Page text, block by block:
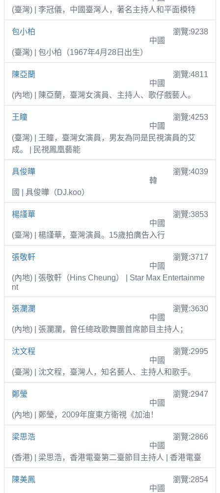
(臺灣) | 李冠儀，中國臺灣人，著名主持人和平面模特
包小柏
瀏覽:9238
中國
(臺灣) | 包小柏（1967年4月28日出生）
陳亞蘭
瀏覽:4811
中國
(內地) | 陳亞蘭，臺灣女演員、主持人、歌仔戲藝人。
王瞳
瀏覽:4253
中國
(臺灣) | 王瞳，臺灣女演員，男友為同是民視演員的艾
成。 | 民視鳳凰藝能
具俊曄
瀏覽:4039
韓
國 | 具俊曄（DJ.koo）
楊謹華
瀏覽:3853
中國
(臺灣) | 楊謹華，臺灣演員。15歲拍廣告入行
張敬軒
瀏覽:3717
中國
(內地) | 張敬軒（Hins Cheung） | Star Max Entertainme
nt
張瀾瀾
瀏覽:3630
中國
(內地) | 張瀾瀾，曾任總政歌舞團首席節目主持人；
沈文程
瀏覽:2995
中國
(臺灣) | 沈文程，臺灣人，知名藝人、主持人和歌手。
鄭瑩
瀏覽:2947
中國
(內地) | 鄭瑩，2009年度東方衛視《加油！
梁思浩
瀏覽:2866
中國
(香港) | 梁思浩，香港電臺第二臺節目主持人 | 香港電臺
陳美鳳
瀏覽:2854
中國